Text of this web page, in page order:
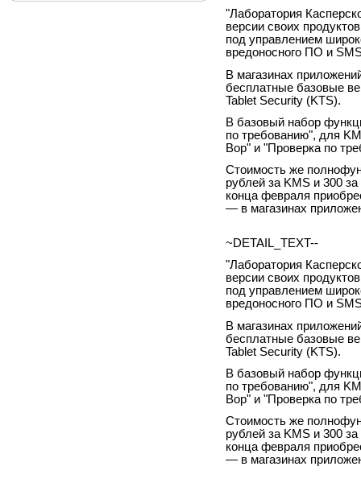
"Лаборатория
версии своих
под управлением
вредоносного ПО и
В магазинах
бесплатные базовые
Tablet Security (KTS).
В базовый набор
по требованию", для
Вор" и "Проверка по
Стоимость же
рублей за KMS и 300
конца февраля
— в магазинах
~DETAIL_TEXT--
"Лаборатория
версии своих
под управлением
вредоносного ПО и
В магазинах
бесплатные базовые
Tablet Security (KTS).
В базовый набор
по требованию", для
Вор" и "Проверка по
Стоимость же
рублей за KMS и 300
конца февраля
— в магазинах